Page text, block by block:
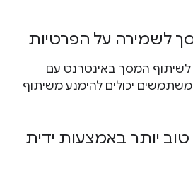
לשמירה על הפרטיות
המסך באינטרנט עם
יכולים להימנע משיתוף
יותר באמצעות ידית